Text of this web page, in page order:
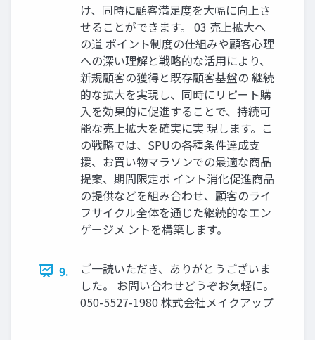
け、同時に顧客満足度を大幅に向上さ
せることができます。 03 売上拡大へ
の道 ポイント制度の仕組みや顧客心理
への深い理解と戦略的な活用により、
新規顧客の獲得と既存顧客基盤の 継続
的な拡大を実現し、同時にリピート購
入を効果的に促進することで、持続可
能な売上拡大を確実に実 現します。こ
の戦略では、SPUの各種条件達成支
援、お買い物マラソンでの最適な商品
提案、期間限定ポ イント消化促進商品
の提供などを組み合わせ、顧客のライ
フサイクル全体を通じた継続的なエン
ゲージメ ントを構築します。
9.
ご一読いただき、ありがとうございま
した。 お問い合わせどうぞお気軽に。
050-5527-1980 株式会社メイクアップ